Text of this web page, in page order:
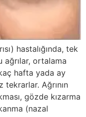
hastalığında, tek
ağrılar, ortalama
hafta yada ay
Ağrının
gözde kızarma
(nazal